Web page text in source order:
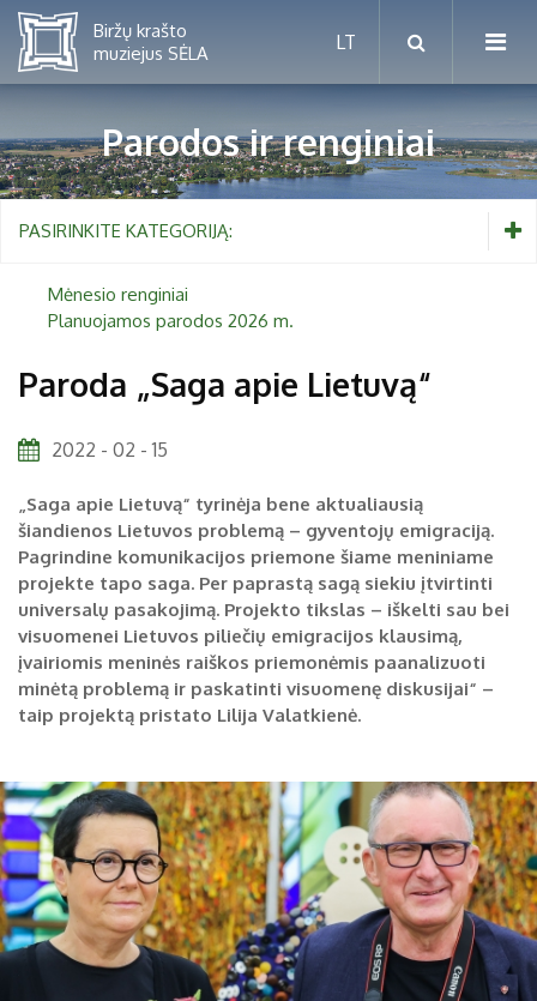
Mėnesio renginiai
Vaikams nuo 5 iki 10 metų
Šeimoms
Biržai ir Radvilos
Biržų tvirtovės arsenalas
Religijos
Biržai XIX a.
Biržai XX a.
RUGPJŪTIS2026
Pr An Tr Ke Pe Še
3
4 5 6 7 8
9
11 12 13 14 15
16
17
18 19 20 21 22
23
24
25 26 27 28 29
30
Parodos ir renginiai
PASIRINKITE KATEGORIJĄ:
Mėnesio renginiai
Planuojamos parodos 2026 m.
Paroda „Saga apie Lietuvą“
2022 - 02 - 15
„Saga apie Lietuvą“ tyrinėja bene aktualiausią
šiandienos Lietuvos problemą – gyventojų emigraciją.
Pagrindine komunikacijos priemone šiame meniniame
projekte tapo saga. Per paprastą sagą siekiu įtvirtinti
universalų pasakojimą. Projekto tikslas – iškelti sau bei
visuomenei Lietuvos piliečių emigracijos klausimą,
įvairiomis meninės raiškos priemonėmis paanalizuoti
minėtą problemą ir paskatinti visuomenę diskusijai“ –
taip projektą pristato Lilija Valatkienė.